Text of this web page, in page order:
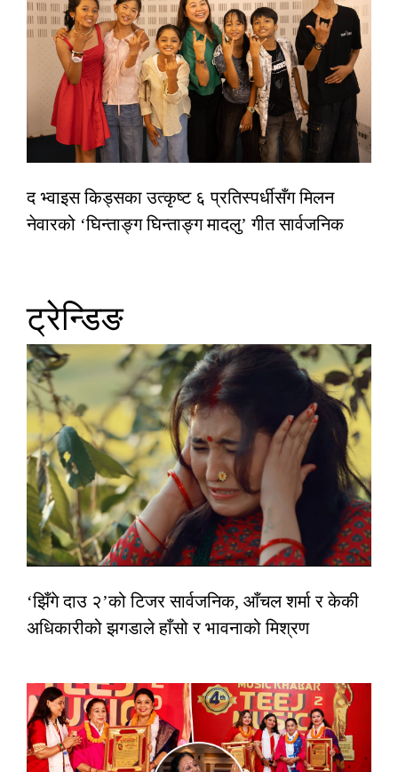
द भ्वाइस किड्सका उत्कृष्ट ६ प्रतिस्पर्धीसँग मिलन
नेवारको ‘घिन्ताङ्ग घिन्ताङ्ग मादलु’ गीत सार्वजनिक
ट्रेन्डिङ
‘झिँगे दाउ २’को टिजर सार्वजनिक, आँचल शर्मा र केकी
अधिकारीको झगडाले हाँसो र भावनाको मिश्रण